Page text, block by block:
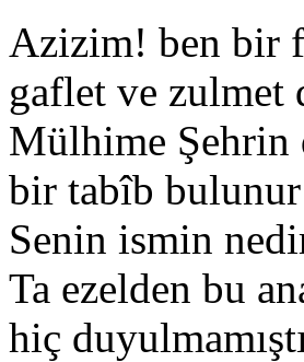
Azizim! ben bir
gaflet ve zulmet
Mülhime Şehrin
bir tabîb
Senin ismin
Ta ezelden bu
hiç